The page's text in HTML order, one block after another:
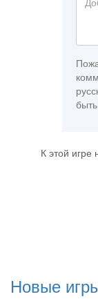
К этой
Новые